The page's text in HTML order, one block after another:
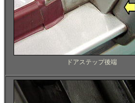
ドアステップ後端